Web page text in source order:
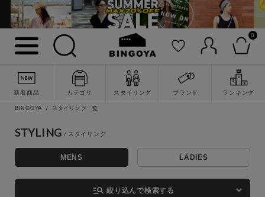
0
新着商品 カテゴリ スタイリング ブランド ランキング
詳細検索
キーワード
BINGOYA スタイリング一覧
STYLING
MENS LADIES
manage_search 絞り込んで検索する